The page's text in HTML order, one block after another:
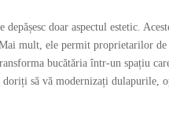
doar aspectul estetic.
mult, ele permit proprietarilor de
bucătăria într-un spațiu
să vă modernizați dulapurile,